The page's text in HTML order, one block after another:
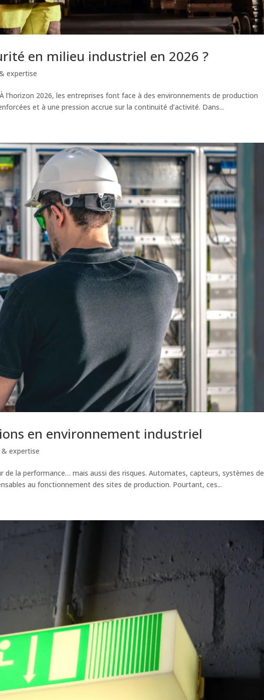
en milieu industriel en 2026 ?
expertise
l’horizon 2026, les entreprises font face à des environnements de production
et à une pression accrue sur la continuité d’activité. Dans...
en environnement industriel
& expertise
la performance… mais aussi des risques. Automates, capteurs, systèmes de
au fonctionnement des sites de production. Pourtant, ces...